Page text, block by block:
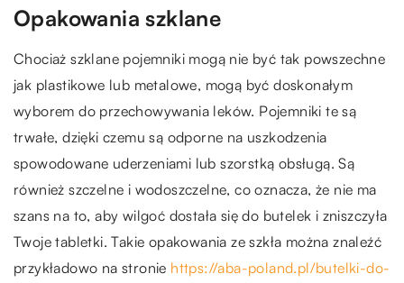
Opakowania szklane
Chociaż szklane pojemniki mogą nie być tak powszechne
jak plastikowe lub metalowe, mogą być doskonałym
wyborem do przechowywania leków. Pojemniki te są
trwałe, dzięki czemu są odporne na uszkodzenia
spowodowane uderzeniami lub szorstką obsługą. Są
również szczelne i wodoszczelne, co oznacza, że nie ma
szans na to, aby wilgoć dostała się do butelek i zniszczyła
Twoje tabletki. Takie opakowania ze szkła można znaleźć
przykładowo na stronie https://aba-poland.pl/butelki-do-